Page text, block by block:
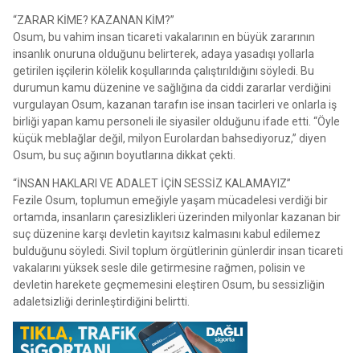
“ZARAR KİME? KAZANAN KİM?”
Osum, bu vahim insan ticareti vakalarının en büyük zararının
insanlık onuruna olduğunu belirterek, adaya yasadışı yollarla
getirilen işçilerin kölelik koşullarında çalıştırıldığını söyledi. Bu
durumun kamu düzenine ve sağlığına da ciddi zararlar verdiğini
vurgulayan Osum, kazanan tarafın ise insan tacirleri ve onlarla iş
birliği yapan kamu personeli ile siyasiler olduğunu ifade etti. “Öyle
küçük meblağlar değil, milyon Eurolardan bahsediyoruz,” diyen
Osum, bu suç ağının boyutlarına dikkat çekti.
“İNSAN HAKLARI VE ADALET İÇİN SESSİZ KALAMAYIZ”
Fezile Osum, toplumun emeğiyle yaşam mücadelesi verdiği bir
ortamda, insanların çaresizlikleri üzerinden milyonlar kazanan bir
suç düzenine karşı devletin kayıtsız kalmasını kabul edilemez
bulduğunu söyledi. Sivil toplum örgütlerinin günlerdir insan ticareti
vakalarını yüksek sesle dile getirmesine rağmen, polisin ve
devletin harekete geçmemesini eleştiren Osum, bu sessizliğin
adaletsizliği derinleştirdiğini belirtti.